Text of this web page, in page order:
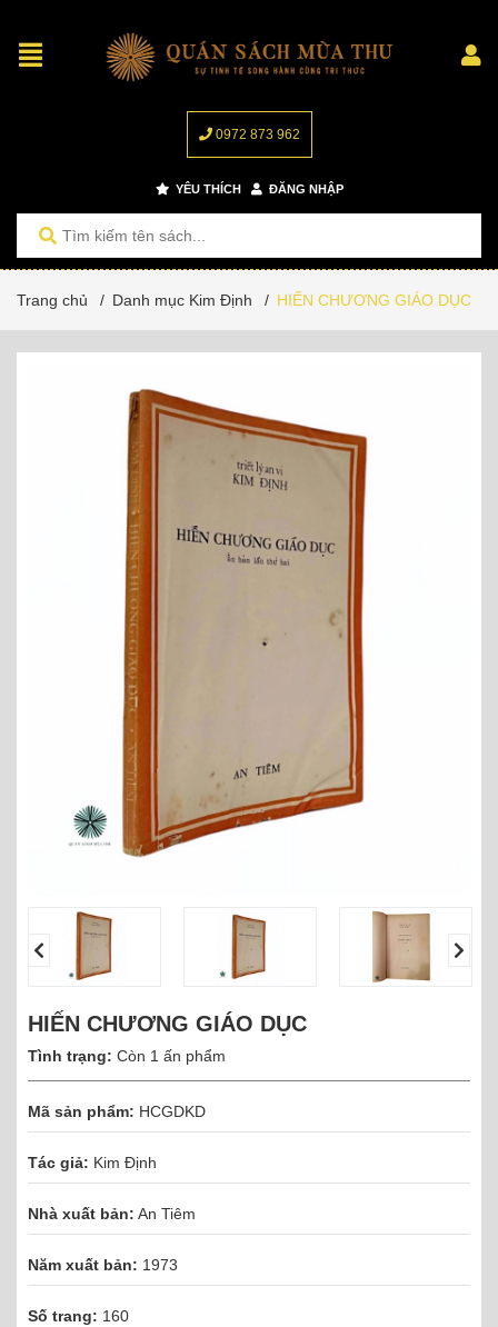
0972 873 962
YÊU THÍCH ĐĂNG NHẬP
Trang chủ / Danh mục Kim Định / HIẾN CHƯƠNG GIÁO DỤC
HIẾN CHƯƠNG GIÁO DỤC
Tình trạng: Còn 1 ấn phẩm
Mã sản phẩm: HCGDKD
Tác giả: Kim Định
Nhà xuất bản: An Tiêm
Năm xuất bản: 1973
Số trang: 160